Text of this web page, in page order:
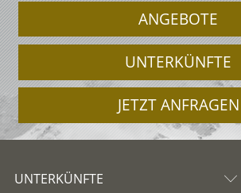
ANGEBOTE
UNTERKÜNFTE
JETZT ANFRAGEN
UNTERKÜNFTE